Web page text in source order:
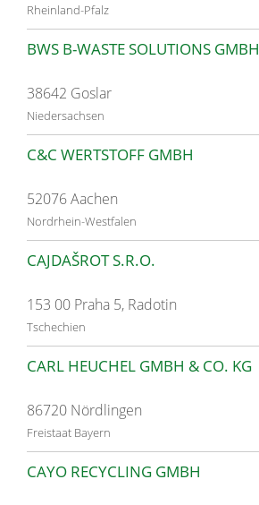
Rheinland-Pfalz
BWS B-WASTE SOLUTIONS GMBH
38642 Goslar
Niedersachsen
C&C WERTSTOFF GMBH
52076 Aachen
Nordrhein-Westfalen
CAJDAŠROT S.R.O.
153 00 Praha 5, Radotin
Tschechien
CARL HEUCHEL GMBH & CO. KG
86720 Nördlingen
Freistaat Bayern
CAYO RECYCLING GMBH